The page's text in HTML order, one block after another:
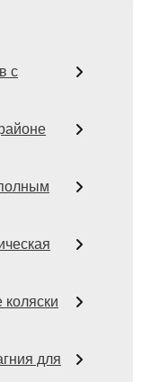
с
для